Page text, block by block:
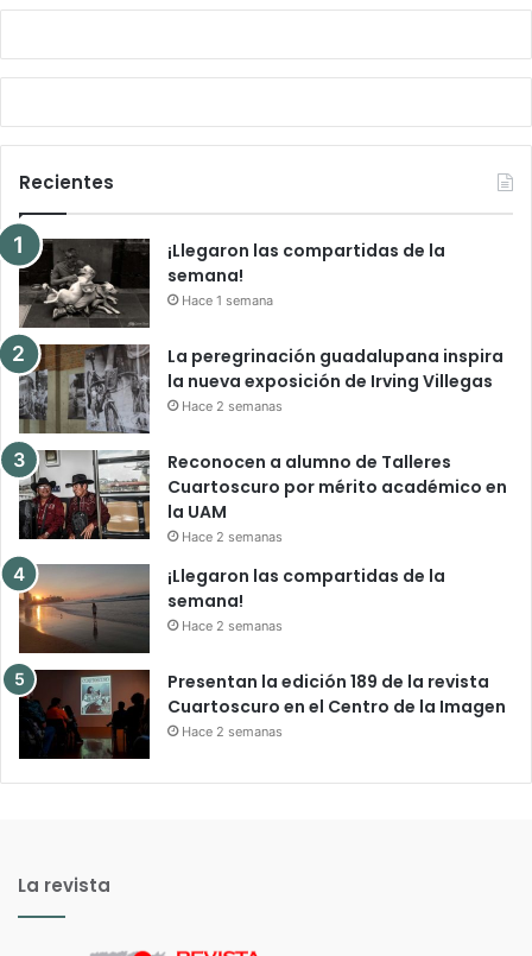
Recientes
¡Llegaron las compartidas de la
semana!
Hace 1 semana
La peregrinación guadalupana inspira
la nueva exposición de Irving Villegas
Hace 2 semanas
Reconocen a alumno de Talleres
Cuartoscuro por mérito académico en
la UAM
Hace 2 semanas
¡Llegaron las compartidas de la
semana!
Hace 2 semanas
Presentan la edición 189 de la revista
Cuartoscuro en el Centro de la Imagen
Hace 2 semanas
La revista